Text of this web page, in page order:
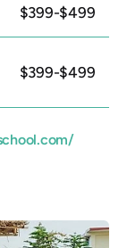
$399-$499
$399-$499